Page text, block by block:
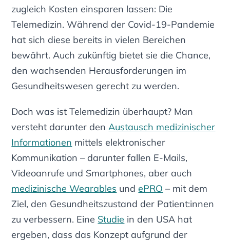
zugleich Kosten einsparen lassen: Die
Telemedizin. Während der Covid-19-Pandemie
hat sich diese bereits in vielen Bereichen
bewährt. Auch zukünftig bietet sie die Chance,
den wachsenden Herausforderungen im
Gesundheitswesen gerecht zu werden.
Doch was ist Telemedizin überhaupt? Man
versteht darunter denAustausch medizinischer
Informationen mittels elektronischer
Kommunikation – darunter fallen E-Mails,
Videoanrufe und Smartphones, aber auch
medizinische Wearables undePRO – mit dem
Ziel, den Gesundheitszustand der Patient:innen
zu verbessern. Eine Studie in den USA hat
ergeben, dass das Konzept aufgrund der